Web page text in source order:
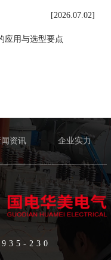
[2026.07.03]
[2026.07.02]
应用与选型要点
闻资讯 企业实力
230